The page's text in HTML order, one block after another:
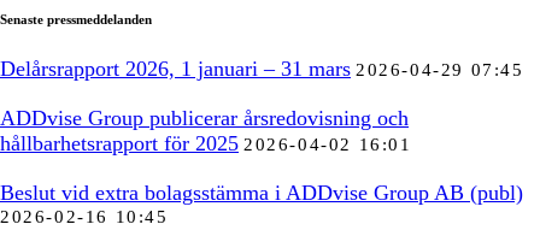
Senaste pressmeddelanden
Delårsrapport 2026, 1 januari – 31 mars 2026-04-29 07:45
ADDvise Group publicerar årsredovisning och
hållbarhetsrapport för 2025 2026-04-02 16:01
Beslut vid extra bolagsstämma i ADDvise Group AB (publ)
2026-02-16 10:45